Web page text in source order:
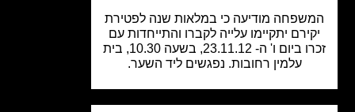
מודיעה כי במלאות שנה לפטירת
יתקיימו עלייה לקברו והתייחדות עם
זכרו ביום ו' ה- 23.11.12, בשעה 10.30, בית
עלמין רחובות. נפגשים ליד השער.